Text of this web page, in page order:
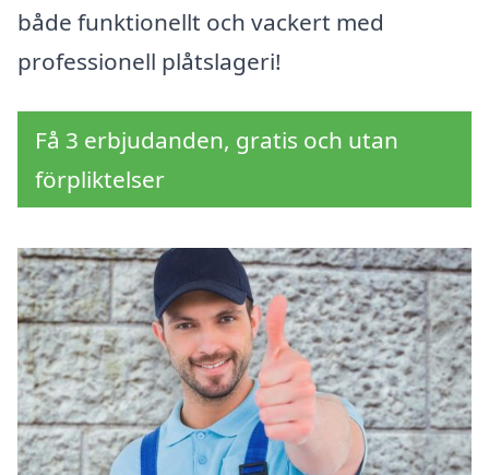
både funktionellt och vackert med
professionell plåtslageri!
Få 3 erbjudanden, gratis och utan
förpliktelser